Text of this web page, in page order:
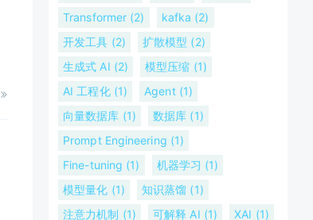
Transformer (2)
kafka (2)
开发工具 (2)
扩散模型 (2)
生成式 AI (2)
模型压缩 (1)
AI 工程化 (1)
Agent (1)
向量数据库 (1)
数据库 (1)
Prompt Engineering (1)
Fine-tuning (1)
机器学习 (1)
模型量化 (1)
知识蒸馏 (1)
注意力机制 (1)
可解释 AI (1) XAI (1)